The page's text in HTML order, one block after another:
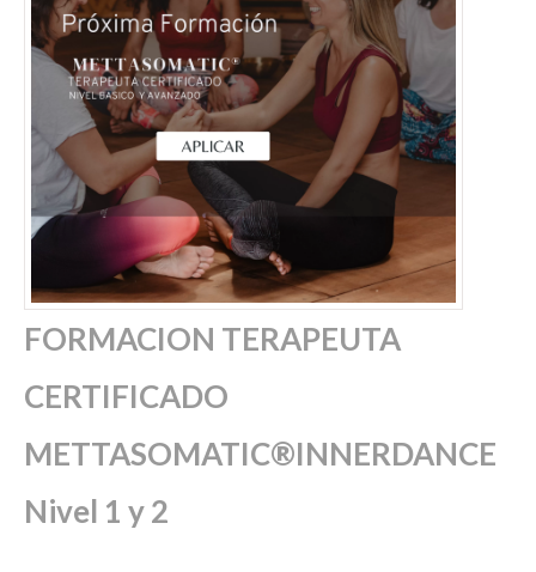
FORMACION TERAPEUTA
CERTIFICADO
METTASOMATIC®INNERDANCE
Nivel 1 y 2